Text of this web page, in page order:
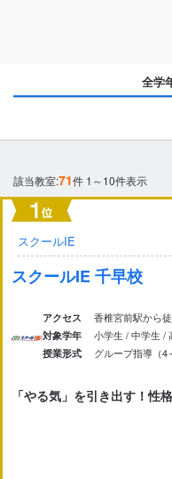
新潟県
岐阜県
集団指導（10名以
小学校受験
英検対策
数検
国語 英語 理
全学
該当教室:71件 1～10件表示
スクールIE
スクールIE 千早校
アクセス 香椎宮前駅から
対象学年 小学生 / 中学生 /
授業形式 グループ指導（4
「やる気」を引き出す！性